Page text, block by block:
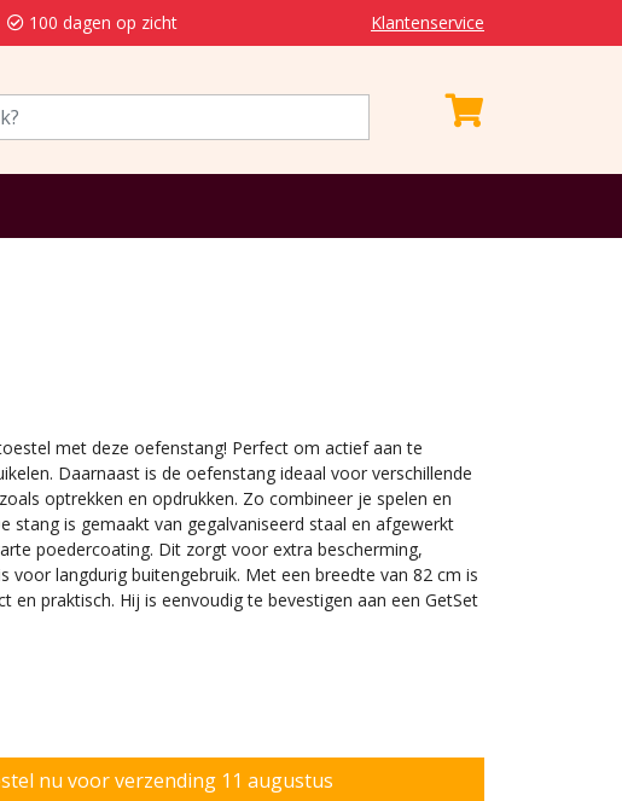
100 dagen op zicht Klantenservice
met deze oefenstang! Perfect om actief aan te
Daarnaast is de oefenstang ideaal voor verschillende
optrekken en opdrukken. Zo combineer je spelen en
stang is gemaakt van gegalvaniseerd staal en afgewerkt
poedercoating. Dit zorgt voor extra bescherming,
voor langdurig buitengebruik. Met een breedte van 82 cm is
en praktisch. Hij is eenvoudig te bevestigen aan een GetSet